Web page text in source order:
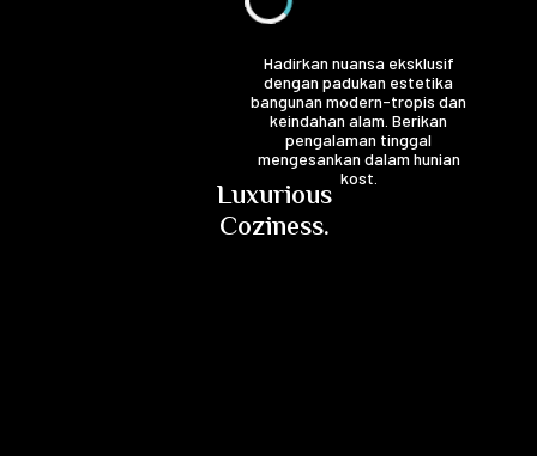
Hadirkan nuansa eksklusif
dengan padukan estetika
bangunan modern-tropis dan
keindahan alam. Berikan
pengalaman tinggal
mengesankan dalam hunian
kost.
Luxurious
Coziness.